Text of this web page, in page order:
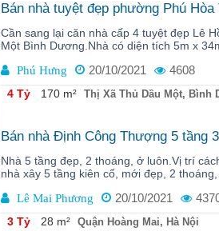
Bán nhà tuyệt đẹp phường Phú Hòa
Cần sang lại căn nhà cấp 4 tuyệt đẹp Lê
Một Bình Dương.Nhà có diện tích 5m x
Phú Hưng 20/10/2021 4608
4 Tỷ 170 m² Thị Xã Thủ Dầu Một, Bình
Bán nhà Định Công Thượng 5 tầng
Nhà 5 tầng đẹp, 2 thoáng, ở luôn.Vị trí
nhà xây 5 tầng kiên cố, mới đẹp, 2
Lê Mai Phương 20/10/2021
3 Tỷ 28 m² Quận Hoàng Mai, Hà Nội